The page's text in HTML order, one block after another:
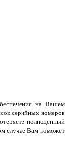
на Вашем
серийных номеров
полноценный
случае Вам поможет